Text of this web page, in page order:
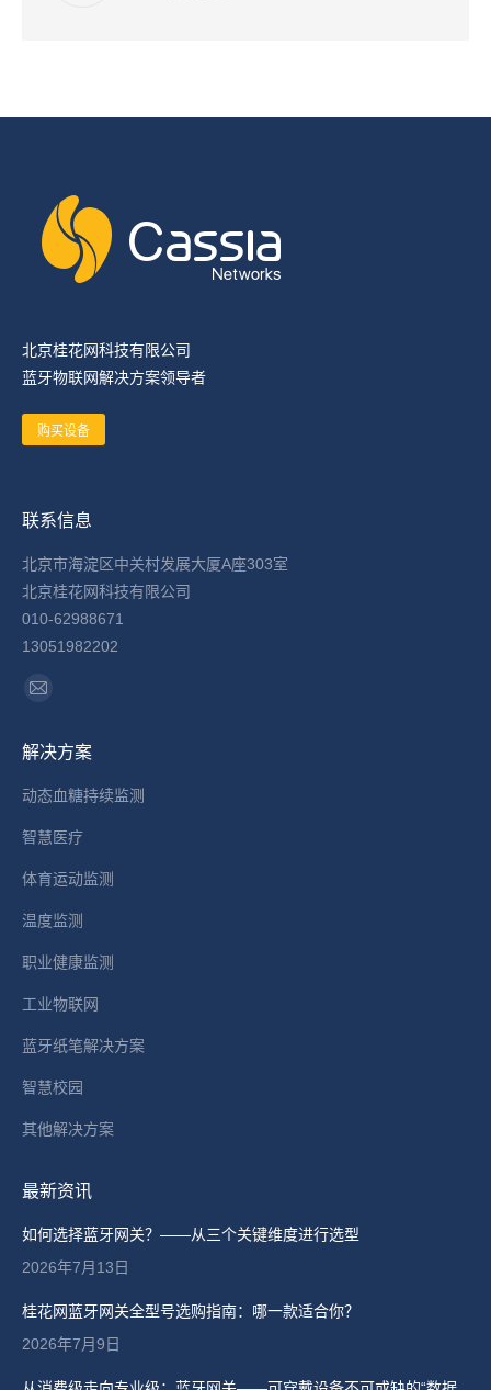
北京桂花网科技有限公司
蓝牙物联网解决方案领导者
购买设备
联系信息
北京市海淀区中关村发展大厦A座303室
北京桂花网科技有限公司
010-62988671
13051982202
找到我们：
Mail
opens
in
window
解决方案
动态血糖持续监测
智慧医疗
体育运动监测
温度监测
职业健康监测
工业物联网
蓝牙纸笔解决方案
智慧校园
其他解决方案
最新资讯
如何选择蓝牙网关？——从三个关键维度进行选型
2026年7月13日
桂花网蓝牙网关全型号选购指南：哪一款适合你？
2026年7月9日